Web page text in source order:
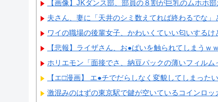
【画像】JKダンス部、部員の８割が巨乳のムホホ
夫さん、妻に「天井のシミ数えてれば終わるでな
ワイの職場の後輩女子、かわいくていい匂いする
【悲報】ライザさん、お●ぱいを触られてしまうｗ
ホリエモン「面接でさ、納豆パックの薄いフィル
【エ□漫画】 エ●チでだらしなく変貌してしまった
激混みのはずの東京駅で鍵が空いているコインロ